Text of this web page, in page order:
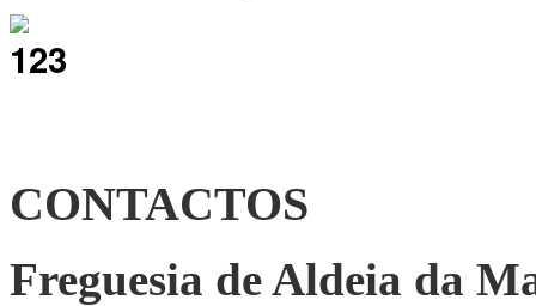
CONTACTOS
Freguesia de Aldeia da